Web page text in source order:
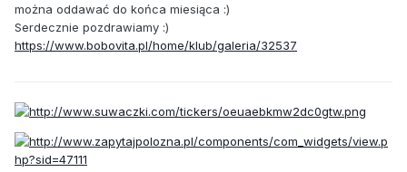
można oddawać do końca miesiąca :)
Serdecznie pozdrawiamy :)
https://www.bobovita.pl/home/klub/galeria/32537